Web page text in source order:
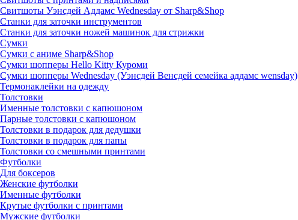
Свитшоты Уэнсдей Аддамс Wednesday от Sharp&Shop
Станки для заточки инструментов
Станки для заточки ножей машинок для стрижки
Сумки
Сумки с аниме Sharp&Shop
Сумки шопперы Hello Kitty Куроми
Сумки шопперы Wednesday (Уэнсдей Венсдей семейка аддамс wensday)
Термонаклейки на одежду
Толстовки
Именные толстовки с капюшоном
Парные толстовки с капюшоном
Толстовки в подарок для дедушки
Толстовки в подарок для папы
Толстовки со смешными принтами
Футболки
Для боксеров
Женские футболки
Именные футболки
Крутые футболки с принтами
Мужские футболки